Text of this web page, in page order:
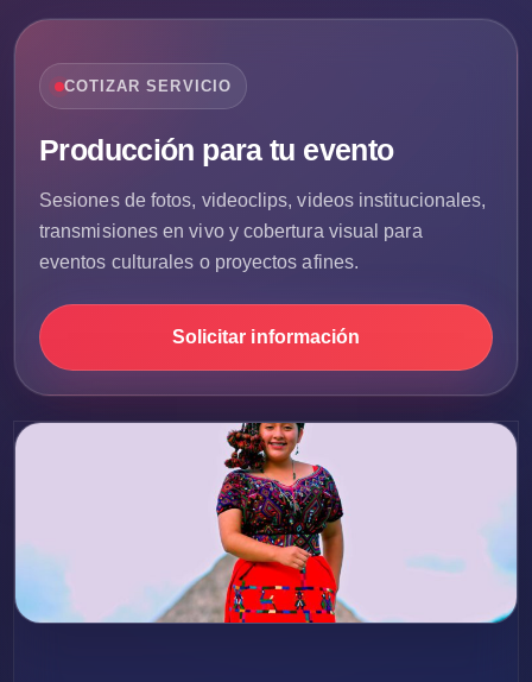
COTIZAR SERVICIO
Producción para tu evento
Sesiones de fotos, videoclips, videos institucionales,
transmisiones en vivo y cobertura visual para
eventos culturales o proyectos afines.
Solicitar información